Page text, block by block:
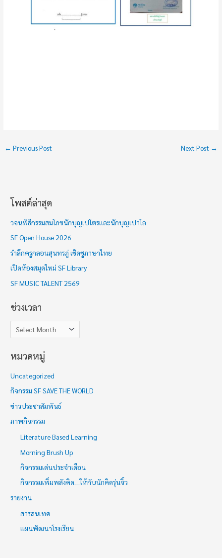
← Previous Post Next Post →
โพสต์ล่าสุด
วจนพิธีกรรมสมโภชนักบุญเปโตรและนักบุญเปาโล
SF Open House 2026
รำลึกครูกลอนสุนทรภู่ เชิดชูภาษาไทย
เปิดห้องสมุดใหม่ SF Library
SF MUSIC TALENT 2569
ช่วงเวลา
ช่
ง
เ
ว
ล
า
หมวดหมู่
Uncategorized
กิจกรรม SF SAVE THE WORLD
ข่าวประชาสัมพันธ์
ภาพกิจกรรม
Literature Based Learning
Morning Brush Up
กิจกรรมเด่นประจำเดือน
กิจกรรมเพิ่มพลังคิด…ให้กับนักคิดรุ่นจิ๋ว
รายงาน
สารสนเทศ
แผนพัฒนาโรงเรียน